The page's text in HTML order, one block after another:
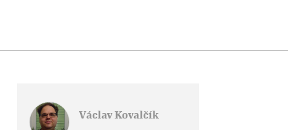
Václav Kovalčík